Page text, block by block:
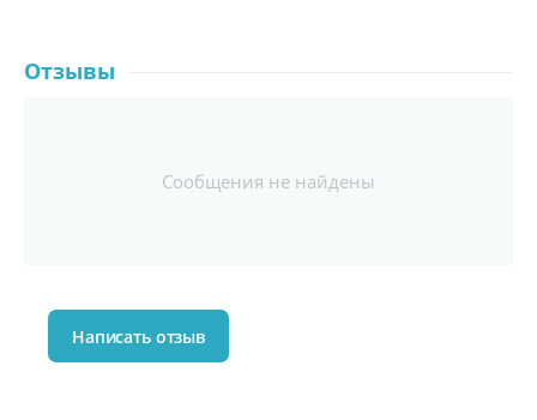
Отзывы
Сообщения не найдены
Написать отзыв